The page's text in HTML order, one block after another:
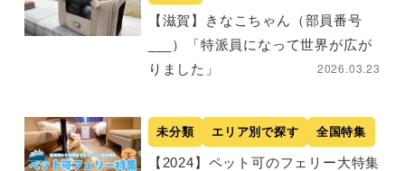
【滋賀】きなこちゃん（部員番号
___）「特派員になって世界が広が
りました」
2026.03.23
未分類 エリア別で探す 全国特集
【2024】ペット可のフェリー大特集